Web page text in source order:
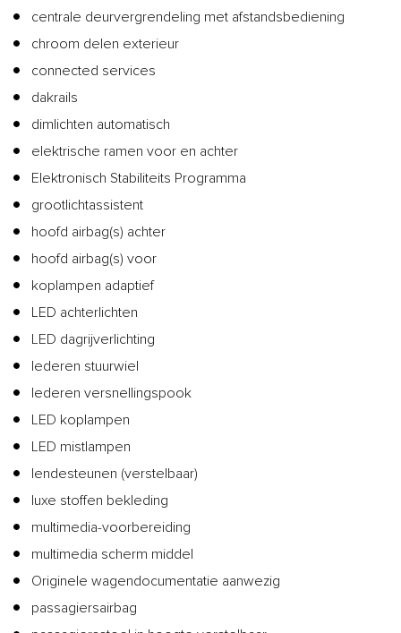
centrale deurvergrendeling met afstandsbediening
chroom delen exterieur
connected services
dakrails
dimlichten automatisch
elektrische ramen voor en achter
Elektronisch Stabiliteits Programma
grootlichtassistent
hoofd airbag(s) achter
hoofd airbag(s) voor
koplampen adaptief
LED achterlichten
LED dagrijverlichting
lederen stuurwiel
lederen versnellingspook
LED koplampen
LED mistlampen
lendesteunen (verstelbaar)
luxe stoffen bekleding
multimedia-voorbereiding
multimedia scherm middel
Originele wagendocumentatie aanwezig
passagiersairbag